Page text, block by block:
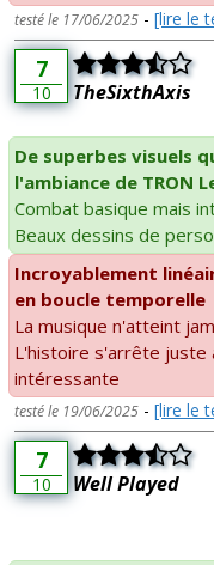
testé le 17/06/2025 - [lire le
7
10 TheSixthAxis
De superbes visuels
l'ambiance de TRON
Combat basique mais
Beaux dessins de
Incroyablement
en boucle temporelle
La musique n'atteint
L'histoire s'arrête juste
intéressante
testé le 19/06/2025 - [lire le
7
10 Well Played